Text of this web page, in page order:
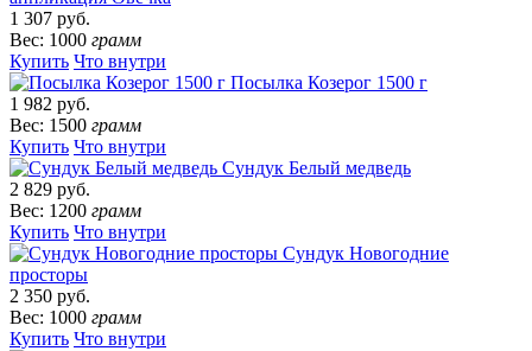
1 307 руб.
Вес: 1000 грамм
Купить Что внутри
Посылка Козерог 1500 г
1 982 руб.
Вес: 1500 грамм
Купить Что внутри
Сундук Белый медведь
2 829 руб.
Вес: 1200 грамм
Купить Что внутри
Сундук Новогодние
просторы
2 350 руб.
Вес: 1000 грамм
Купить Что внутри